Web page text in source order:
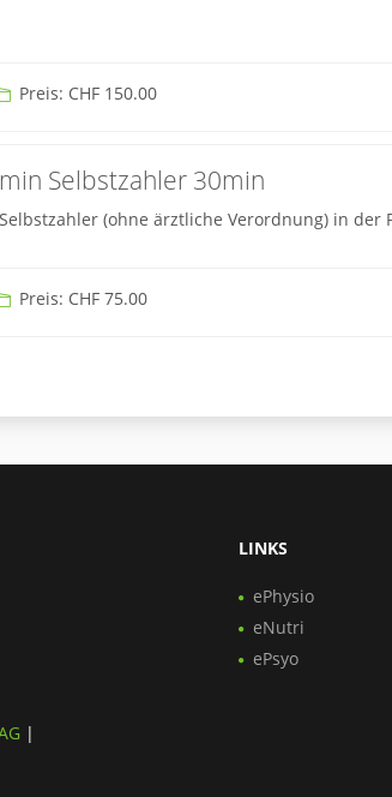
Preis: CHF 150.00
Selbstzahler 30min
(ohne ärztliche Verordnung) in
Preis: CHF 75.00
LINKS
ePhysio
eNutri
ePsyo
|